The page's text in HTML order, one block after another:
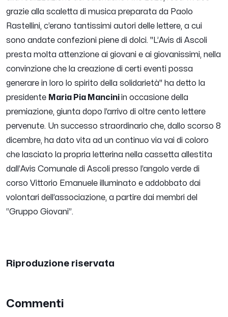
grazie alla scaletta di musica preparata da Paolo
Rastellini, c’erano tantissimi autori delle lettere, a cui
sono andate confezioni piene di dolci. ''L’Avis di Ascoli
presta molta attenzione ai giovani e ai giovanissimi, nella
convinzione che la creazione di certi eventi possa
generare in loro lo spirito della solidarietà'' ha detto la
presidente Maria Pia Manciniin occasione della
premiazione, giunta dopo l’arrivo di oltre cento lettere
pervenute. Un successo straordinario che, dallo scorso 8
dicembre, ha dato vita ad un continuo via vai di coloro
che lasciato la propria letterina nella cassetta allestita
dall’Avis Comunale di Ascoli presso l’angolo verde di
corso Vittorio Emanuele illuminato e addobbato dai
volontari dell’associazione, a partire dai membri del
“Gruppo Giovani”.
Riproduzione riservata
Commenti